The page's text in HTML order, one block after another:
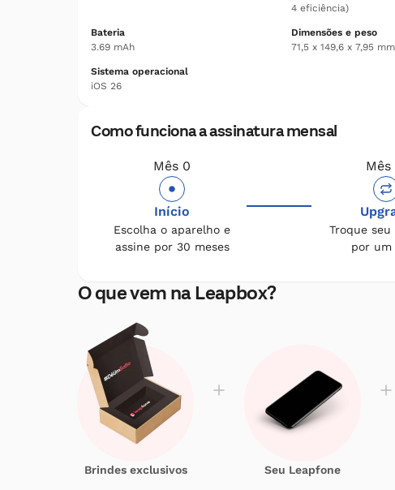
4 eficiência)
Bateria
3.69 mAh
Dimensões e peso
71,5 x 149,6 x 7,95
Sistema operacional
iOS 26
Como funciona a assinatura mensal
Início
Mês 0
Escolha o aparelho e
assine por 30 meses
Mês
Troque seu
por um
O que vem na Leapbox?
Brindes exclusivos Seu Leapfone